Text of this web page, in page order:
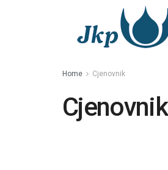
Home Cjenovnik
Cjenovnik